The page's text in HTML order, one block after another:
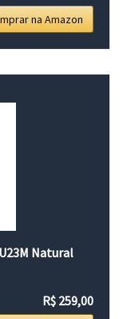
na Amazon
Natural
R$ 259,00